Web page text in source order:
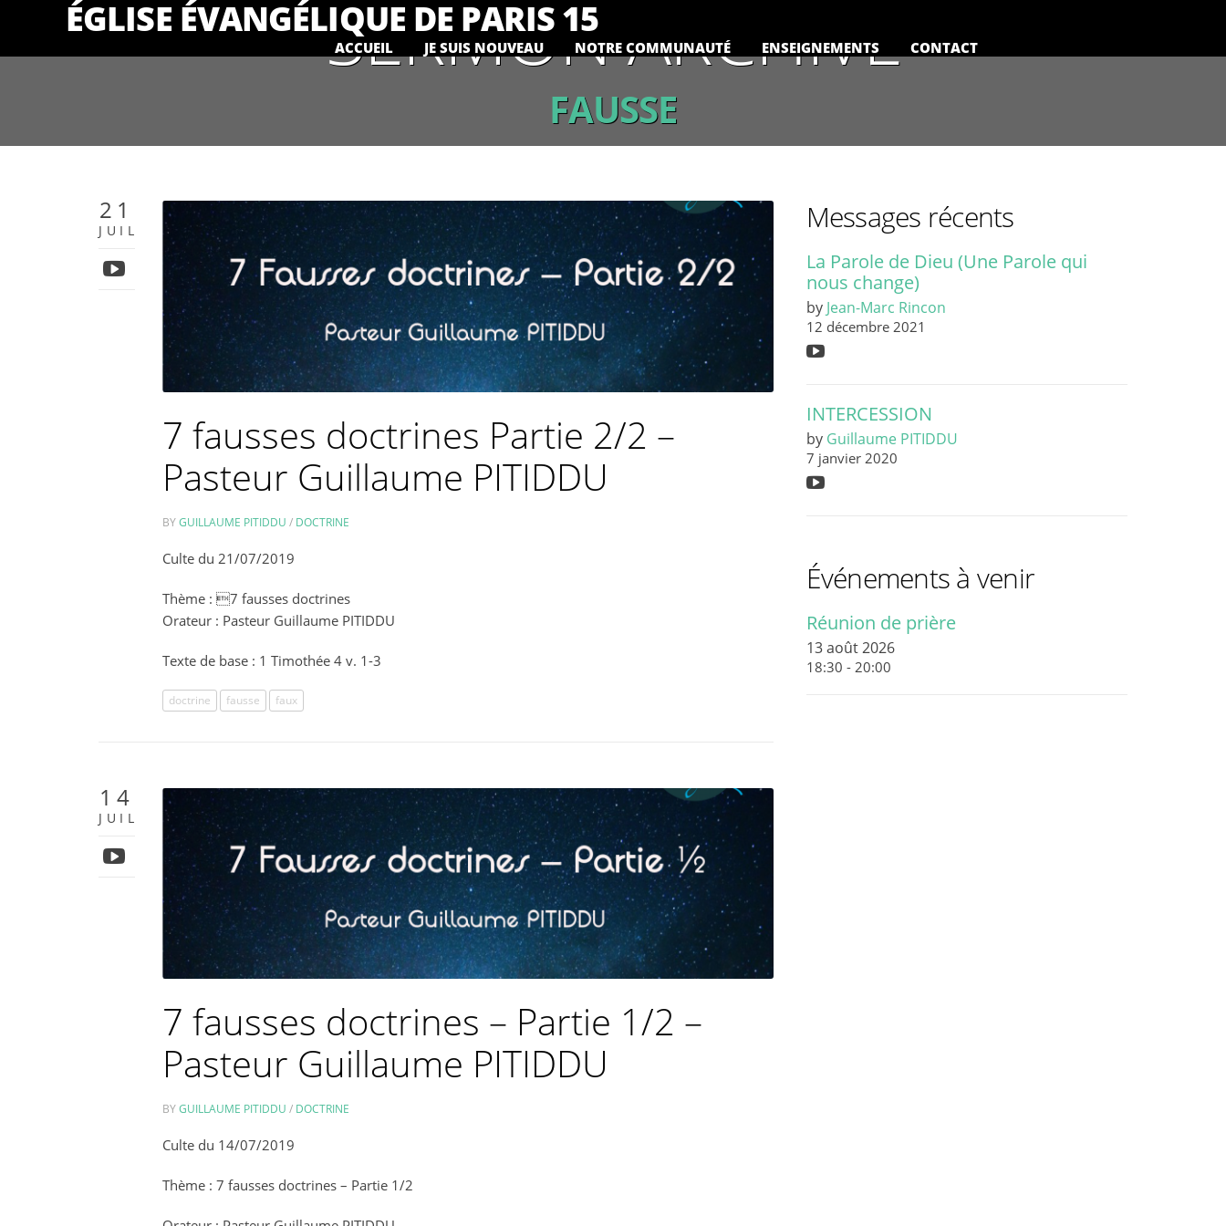
ÉGLISE ÉVANGÉLIQUE DE PARIS 15
ACCUEIL JE SUIS NOUVEAU NOTRE COMMUNAUTÉ ENSEIGNEMENTS CONTACT
SERMON ARCHIVE
FAUSSE
21
JUIL
7 fausses doctrines Partie 2/2 –
Pasteur Guillaume PITIDDU
BYGUILLAUME PITIDDU / DOCTRINE
Culte du 21/07/2019
Thème : 7 fausses doctrines
Orateur : Pasteur Guillaume PITIDDU
Texte de base : 1 Timothée 4 v. 1-3
doctrine fausse faux
14
JUIL
7 fausses doctrines – Partie 1/2 –
Pasteur Guillaume PITIDDU
BYGUILLAUME PITIDDU / DOCTRINE
Culte du 14/07/2019
Thème : 7 fausses doctrines – Partie 1/2
Messages récents
La Parole de Dieu (Une Parole qui
nous change)
by Jean-Marc Rincon
12 décembre 2021
INTERCESSION
by Guillaume PITIDDU
7 janvier 2020
Événements à venir
Réunion de prière
13 août 2026
18:30 - 20:00